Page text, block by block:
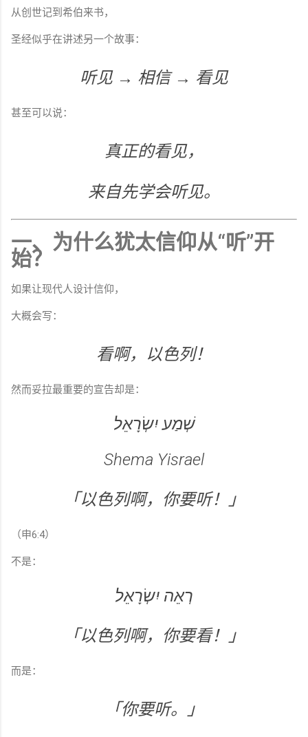
从创世记到希伯来书，
圣经似乎在讲述另一个故事：
听见 → 相信 → 看见
甚至可以说：
真正的看见，
来自先学会听见。
一、为什么犹太信仰从“听”开
始？
如果让现代人设计信仰，
大概会写：
看啊，以色列！
然而妥拉最重要的宣告却是：
שְׁמַע יִשְׂרָאֵל
Shema Yisrael
「以色列啊，你要听！」
（申6:4）
不是：
רְאֵה יִשְׂרָאֵל
「以色列啊，你要看！」
而是：
「你要听。」